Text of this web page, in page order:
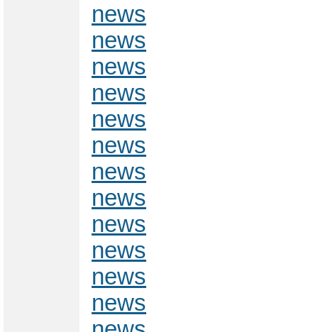
news
news
news
news
news
news
news
news
news
news
news
news